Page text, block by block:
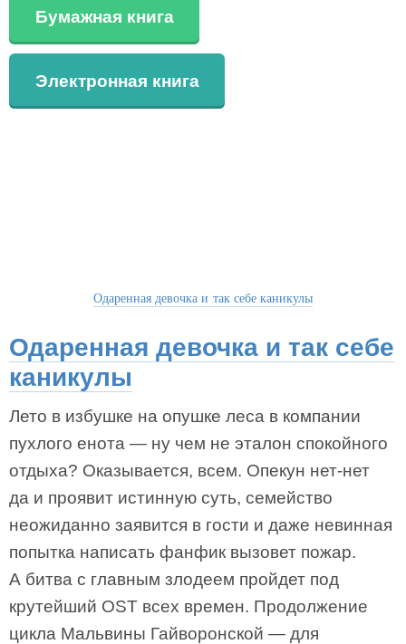
Бумажная книга
Электронная книга
Одаренная девочка и так себе каникулы
Одаренная девочка и так себе
каникулы
Лето в избушке на опушке леса в компании
пухлого енота — ну чем не эталон спокойного
отдыха? Оказывается, всем. Опекун нет-нет
да и проявит истинную суть, семейство
неожиданно заявится в гости и даже невинная
попытка написать фанфик вызовет пожар.
А битва с главным злодеем пройдет под
крутейший OST всех времен. Продолжение
цикла Мальвины Гайворонской — для